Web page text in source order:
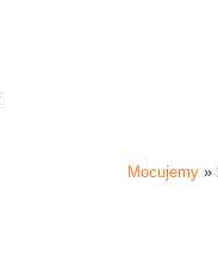
Mocujemy »